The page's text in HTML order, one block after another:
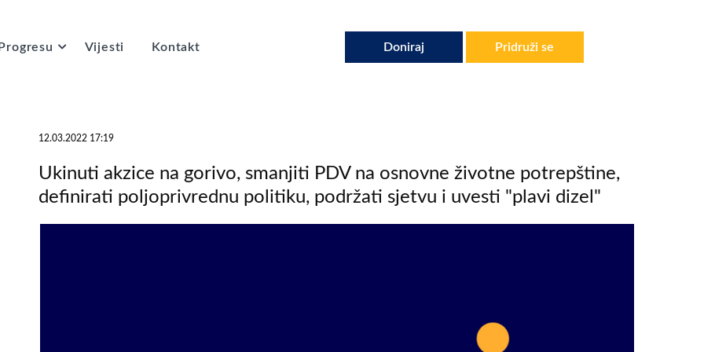
Vijesti Kontakt Doniraj Pridruži se
12.03.2022 17:19
Ukinuti akzice na gorivo, smanjiti PDV na osnovne životne potrepštine,
definirati poljoprivrednu politiku, podržati sjetvu i uvesti "plavi dizel"